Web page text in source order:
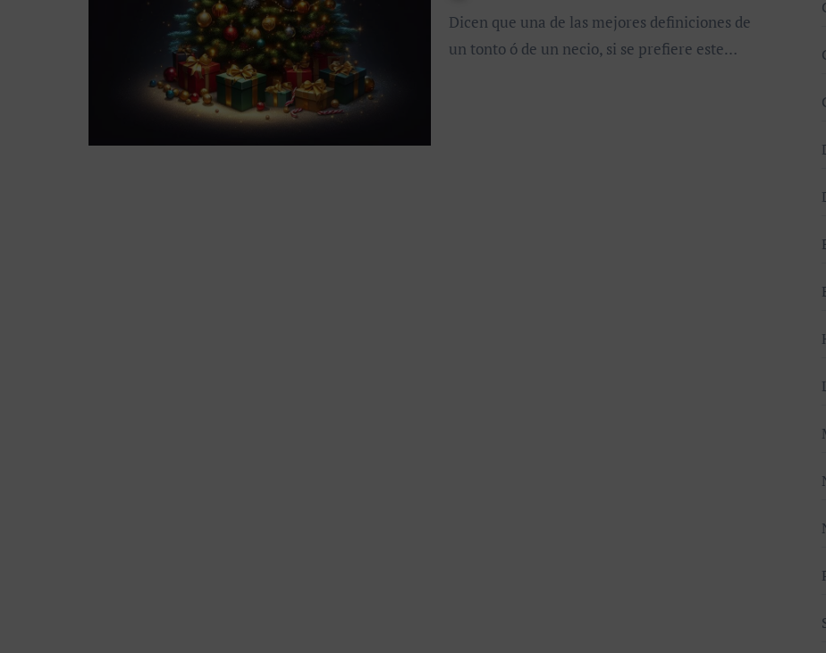
Dicen que una de las mejores definiciones de
un tonto ó de un necio, si se prefiere este…